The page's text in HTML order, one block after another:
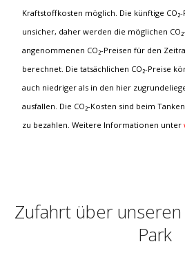
Kraftstoffkosten möglich. Die künftige
unsicher, daher werden die möglichen
angenommenen CO₂-Preisen für den
berechnet. Die tatsächlichen CO₂-Preise
auch niedriger als in den hier
ausfallen. Die CO₂-Kosten sind beim
zu bezahlen. Weitere Informationen unter
Zufahrt über unseren
Park